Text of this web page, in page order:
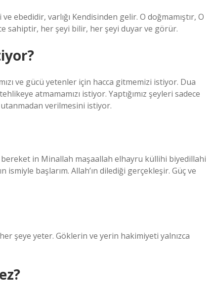
ebedidir, varlığı Kendisinden gelir. O doğmamıştır, O
sahiptir, her şeyi bilir, her şeyi duyar ve görür.
ve gücü yetenler için hacca gitmemizi istiyor. Dua
atmamamızı istiyor. Yaptığımız şeyleri sadece
utanmadan verilmesini istiyor.
in Minallah maşaallah elhayru küllihi biyedillahi
ismiyle başlarım. Allah’ın dilediği gerçekleşir. Güç ve
şeye yeter. Göklerin ve yerin hakimiyeti yalnızca